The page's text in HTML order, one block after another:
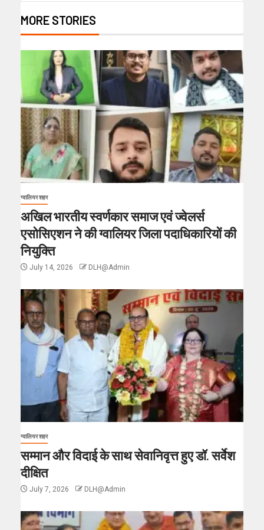
MORE STORIES
ग्वालियर शहर
अखिल भारतीय स्वर्णकार समाज एवं ज्वेलर्स
एसोसिएशन ने की ग्वालियर जिला पदाधिकारियों की
नियुक्ति
July 14, 2026 DLH@Admin
ग्वालियर शहर
सम्मान और विदाई के साथ सेवानिवृत्त हुए डॉ. सर्वेश
दीक्षित
July 7, 2026 DLH@Admin